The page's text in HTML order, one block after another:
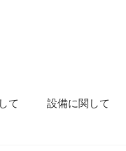
て 設備に関して